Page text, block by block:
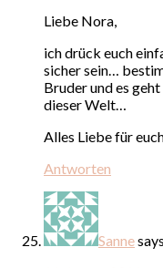
Liebe Nora,
ich drück euch
sicher sein…
Bruder und es
dieser Welt…
Alles Liebe für
Antworten
Sannesays